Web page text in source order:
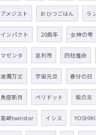
アメジスト おひつごはん ラ
インパクト 20周年 女神の雫
マゼンタ 足利市 四柱推命
波瀾万丈 宇宙元旦 春分の日
魚座新月 ペリドット 紫の炎
高崎twinstar イシス YOSHIKI